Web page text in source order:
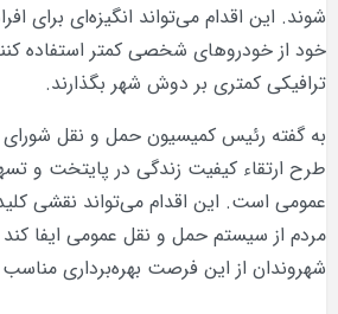
شوند. این اقدام می‌تواند انگیزه‌ای برای
خود از خودروهای شخصی کمتر استفاده
ترافیکی کمتری بر دوش شهر بگذارند.
به گفته رئیس کمیسیون حمل و نقل
طرح ارتقاء کیفیت زندگی در پایتخت و
عمومی است. این اقدام می‌تواند نقشی
مردم از سیستم حمل و نقل عمومی ایفا
شهروندان از این فرصت بهره‌برداری